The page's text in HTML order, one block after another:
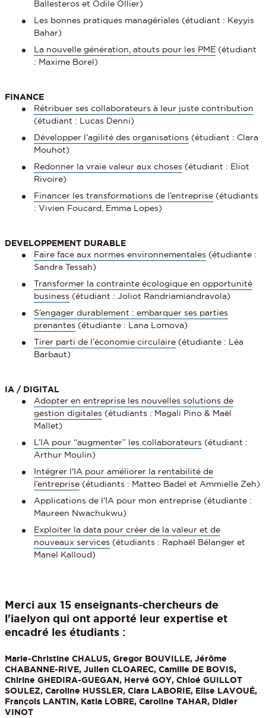
Ballesteros et Odile Ollier)
Les bonnes pratiques managériales (étudiant : Keyyis
Bahar)
La nouvelle génération, atouts pour les PME (étudiant
: Maxime Borel)
FINANCE
Rétribuer ses collaborateurs à leur juste contribution
(étudiant : Lucas Denni)
Développer l’agilité des organisations (étudiant : Clara
Mouhot)
Redonner la vraie valeur aux choses (étudiant : Eliot
Rivoire)
Financer les transformations de l’entreprise (étudiants
: Vivien Foucard, Emma Lopes)
DEVELOPPEMENT DURABLE
Faire face aux normes environnementales (étudiante :
Sandra Tessah)
Transformer la contrainte écologique en opportunité
business (étudiant : Joliot Randriamiandravola)
S’engager durablement : embarquer ses parties
prenantes (étudiante : Lana Lomova)
Tirer parti de l’économie circulaire (étudiante : Léa
Barbaut)
IA / DIGITAL
Adopter en entreprise les nouvelles solutions de
gestion digitales (étudiants : Magali Pino & Maël
Mallet)
L’IA pour “augmenter” les collaborateurs (étudiant :
Arthur Moulin)
Intégrer l'IA pour améliorer la rentabilité de
l’entreprise (étudiants : Matteo Badel et Ammielle Zeh)
Applications de l'IA pour mon entreprise (étudiante :
Maureen Nwachukwu)
Exploiter la data pour créer de la valeur et de
nouveaux services (étudiants : Raphaël Bélanger et
Manel Kalloud)
Merci aux 15 enseignants-chercheurs de
l'iaelyon qui ont apporté leur expertise et
encadré les étudiants :
Marie-Christine CHALUS, Gregor BOUVILLE, Jérôme
CHABANNE-RIVE, Julien CLOAREC, Camille DE BOVIS,
Chirine GHEDIRA-GUEGAN, Hervé GOY, Chloé GUILLOT
SOULEZ, Caroline HUSSLER, Clara LABORIE, Elise LAVOUÉ,
François LANTIN, Katia LOBRE, Caroline TAHAR, Didier
VINOT